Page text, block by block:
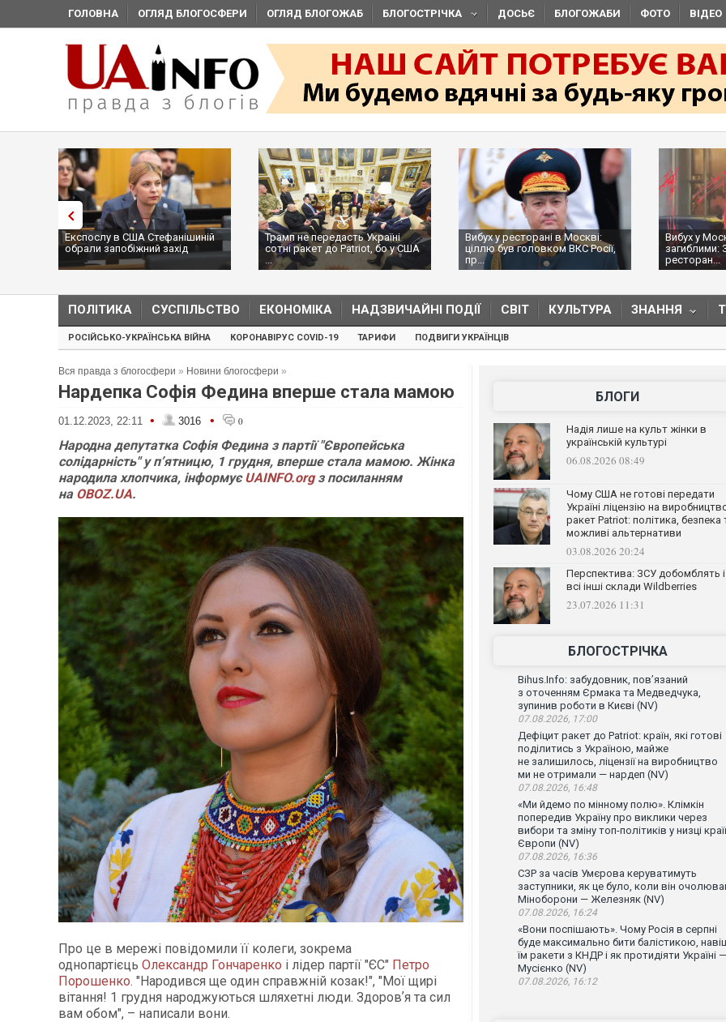
ГОЛОВНА ОГЛЯД БЛОГОСФЕРИ ОГЛЯД БЛОГОЖАБ БЛОГОСТРІЧКА ДОСЬЄ БЛОГОЖАБИ ФОТО ВІДЕО
Експослу в США Стефанішиній
обрали запобіжний захід
Трамп не передасть Україні
сотні ракет до Patriot, бо у США
...
Вибух у ресторані в Москві:
ціллю був головком ВКС Росії,
пр...
Вибух у
загиблими:
ресторан...
ПОЛІТИКА СУСПІЛЬСТВО ЕКОНОМІКА НАДЗВИЧАЙНІ ПОДІЇ СВІТ КУЛЬТУРА ЗНАННЯ
РОСІЙСЬКО-УКРАЇНСЬКА ВІЙНА КОРОНАВІРУС COVID-19 ТАРИФИ ПОДВИГИ УКРАЇНЦІВ
Вся правда з блогосфери » Новини блогосфери »
Нардепка Софія Федина вперше стала мамою
01.12.2023, 22:11 • 3016 • 0
Народна депутатка Софія Федина з партії "Європейська
солідарність" у пʼятницю, 1 грудня, вперше стала мамою. Жінка
народила хлопчика, інформуєUAINFO.orgз посиланням
на OBOZ.UA.
Про це в мережі повідомили її колеги, зокрема
однопартієць Олександр Гончаренко і лідер партії "ЄС" Петро
Порошенко. "Народився ще один справжній козак!", "Мої щирі
вітання! 1 грудня народжуються шляхетні люди. Здоровʼя та сил
вам обом", – написали вони.
БЛОГИ
Надія лише на культ жінки в
українській культурі
06.08.2026 08:49
Чому США не готові передати
Україні ліцензію на
ракет Patriot: політика, безпека
можливі альтернативи
03.08.2026 20:24
Перспектива: ЗСУ добомблять і
всі інші склади Wildberries
23.07.2026 11:31
БЛОГОСТРІЧКА
Bihus.Info: забудовник, пов’язаний
з оточенням Єрмака та Медведчука,
зупинив роботи в Києві (NV)
07.08.2026, 17:00
Дефіцит ракет до Patriot: країн, які готові
поділитись з Україною, майже
не залишилось, ліцензії на виробництво
ми не отримали — нардеп (NV)
07.08.2026, 16:48
«Ми йдемо по мінному полю». Клімкін
попередив Україну про виклики через
вибори та зміну топ-політиків у низці
Європи (NV)
07.08.2026, 16:36
СЗР за часів Умєрова керуватимуть
заступники, як це було, коли він
Міноборони — Железняк (NV)
07.08.2026, 16:24
«Вони поспішають». Чому Росія в серпні
буде максимально бити балістикою,
їм ракети з КНДР і як протидіяти Україні —
Мусієнко (NV)
07.08.2026, 16:12